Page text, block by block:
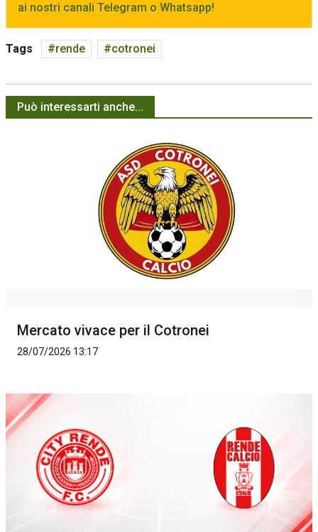
ai nostri canali Telegram o Whatsapp!
Tags rende cotronei
Può interessarti anche...
Mercato vivace per il Cotronei
28/07/2026 13:17